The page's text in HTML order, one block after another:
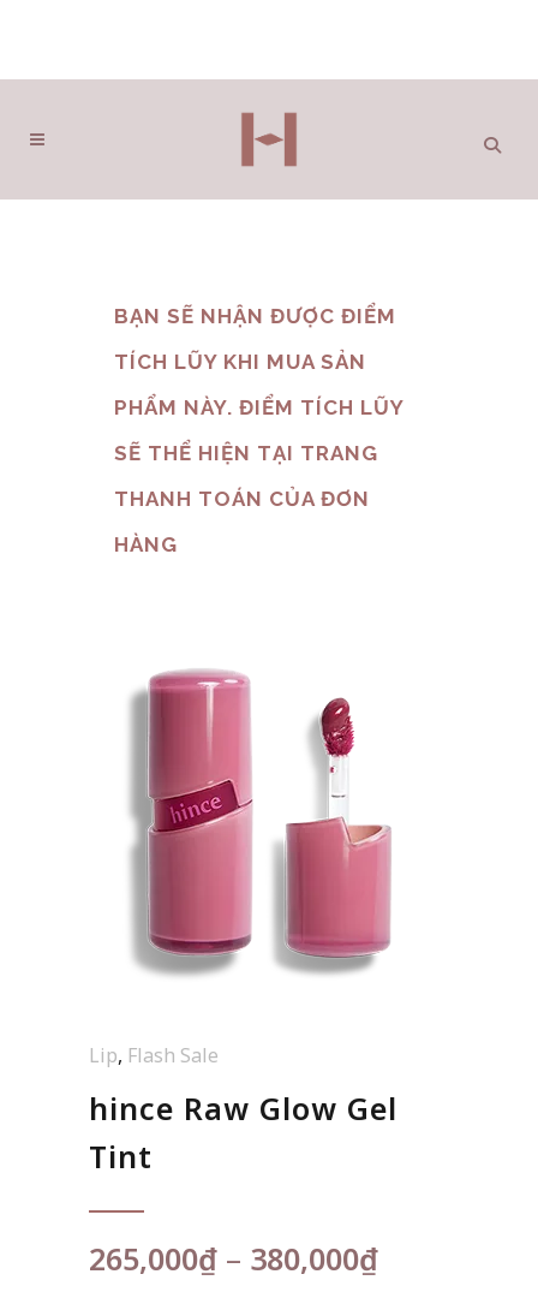
BẠN SẼ NHẬN ĐƯỢC ĐIỂM
TÍCH LŨY KHI MUA SẢN
PHẨM NÀY. ĐIỂM TÍCH LŨY
SẼ THỂ HIỆN TẠI TRANG
THANH TOÁN CỦA ĐƠN
HÀNG
Lip, Flash Sale
hince Raw Glow Gel
Tint
265,000₫ – 380,000₫Khoảng